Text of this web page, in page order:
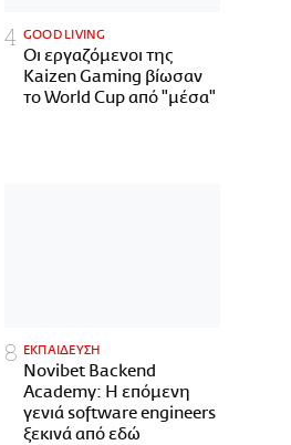
GOOD LIVING
Οι εργαζόμενοι της
Kaizen Gaming βίωσαν
το World Cup από "μέσα"
ΕΚΠΑΙΔΕΥΣΗ
Novibet Backend
Academy: Η επόμενη
γενιά software engineers
ξεκινά από εδώ